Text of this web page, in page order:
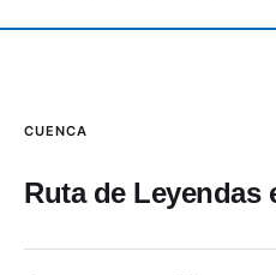
CUENCA
Ruta de Leyendas